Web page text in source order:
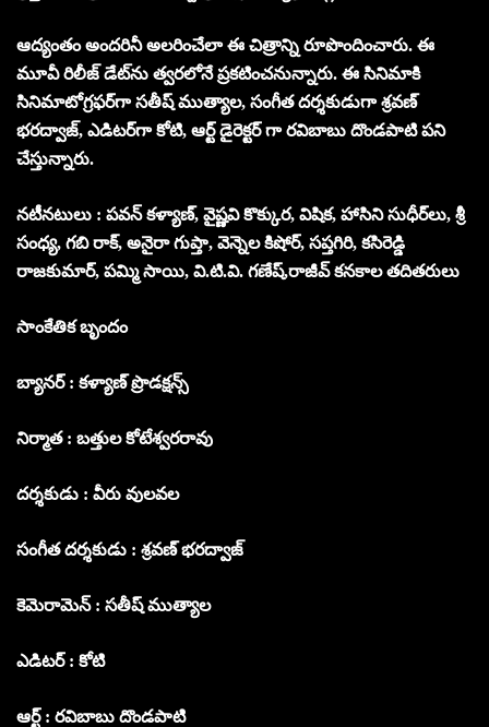
ఆద్యంతం అందరినీ అలరించేలా ఈ చిత్రాన్ని రూపొందించారు. ఈ
మూవీ రిలీజ్ డేట్‌‌ను త్వరలోనే ప్రకటించనున్నారు. ఈ సినిమాకి
సినిమాటోగ్రఫర్‌గా సతీష్ ముత్యాల, సంగీత దర్శకుడుగా శ్రవణ్
భరద్వాజ్, ఎడిటర్‌గా కోటి, ఆర్ట్ డైరెక్టర్ గా రవిబాబు దొండపాటి పని
చేస్తున్నారు.
నటీనటులు : పవన్ కళ్యాణ్, వైష్ణవి కొక్కుర, విషిక, హాసిని సుధీర్‌లు, శ్రీ
సంధ్య, గబి రాక్, అనైరా గుప్తా, వెన్నెల కిషోర్, సప్తగిరి, కసిరెడ్డి
రాజకుమార్, పమ్మి సాయి, వి.టి.వి. గణేష్,రాజీవ్ కనకాల తదితరులు
సాంకేతిక బృందం
బ్యానర్ : కళ్యాణ్ ప్రొడక్షన్స్
నిర్మాత : బత్తుల కోటేశ్వరరావు
దర్శకుడు : వీరు వులవల
సంగీత దర్శకుడు : శ్రవణ్ భరద్వాజ్
కెమెరామెన్ : సతీష్ ముత్యాల
ఎడిటర్ : కోటి
ఆర్ట్ : రవిబాబు దొండపాటి